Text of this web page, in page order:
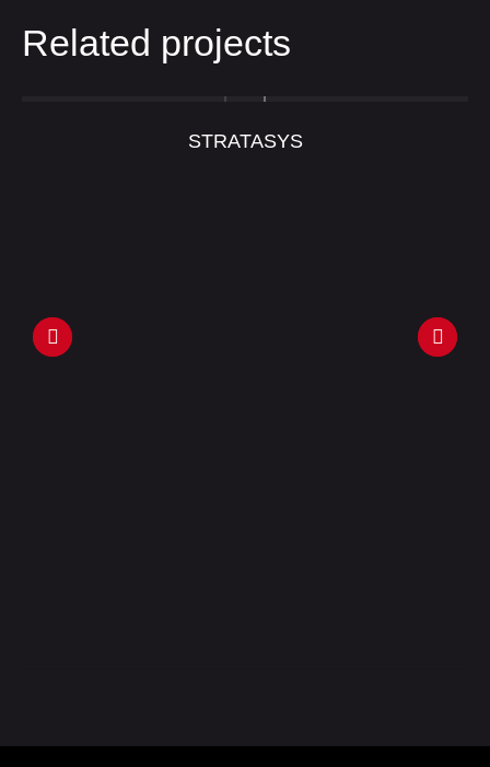
Related projects
STRATASYS